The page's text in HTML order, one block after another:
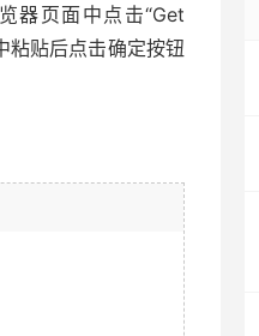
器页面中点击“Get
粘贴后点击确定按钮